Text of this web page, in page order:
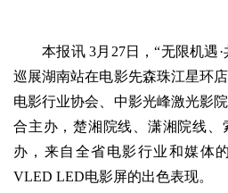
本报讯 3月27日，“无限机遇
巡展湖南站在电影先森珠江星环
电影行业协会、中影光峰激光影
合主办，楚湘院线、潇湘院线
办，来自全省电影行业和媒体
VLED LED电影屏的出色表现。